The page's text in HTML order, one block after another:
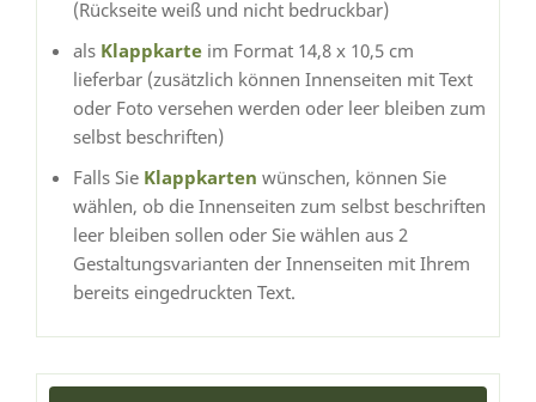
(Rückseite weiß und nicht bedruckbar)
als Klappkarte im Format 14,8 x 10,5 cm
lieferbar (zusätzlich können Innenseiten mit Text
oder Foto versehen werden oder leer bleiben zum
selbst beschriften)
Falls Sie Klappkarten wünschen, können Sie
wählen, ob die Innenseiten zum selbst beschriften
leer bleiben sollen oder Sie wählen aus 2
Gestaltungsvarianten der Innenseiten mit Ihrem
bereits eingedruckten Text.